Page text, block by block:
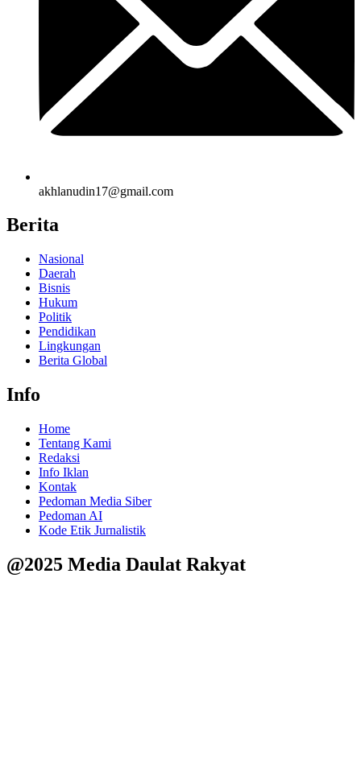
akhlanudin17@gmail.com
Berita
Nasional
Daerah
Bisnis
Hukum
Politik
Pendidikan
Lingkungan
Berita Global
Info
Home
Tentang Kami
Redaksi
Info Iklan
Kontak
Pedoman Media Siber
Pedoman AI
Kode Etik Jurnalistik
@2025 Media Daulat Rakyat